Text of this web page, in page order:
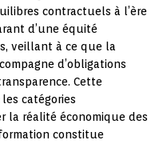
contractuels à l’ère
d’une équité
veillant à ce que la
d’obligations
Cette
catégories
la réalité économique des
constitue